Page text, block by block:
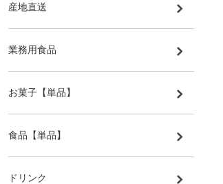
産地直送
業務用食品
お菓子【単品】
食品【単品】
ドリンク